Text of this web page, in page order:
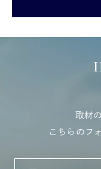
取材
こちらのフ